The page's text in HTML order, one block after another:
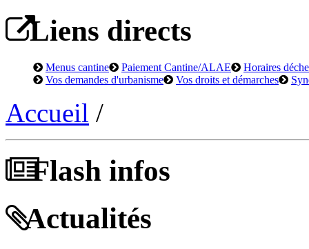
Liens directs
Menus cantine Paiement Cantine/ALAE
Horaires
Vos demandes d'urbanisme
Vos droits et démarches
Accueil /
Flash infos
Actualités